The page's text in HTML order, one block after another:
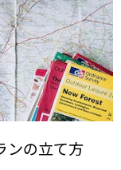
ンの立て方